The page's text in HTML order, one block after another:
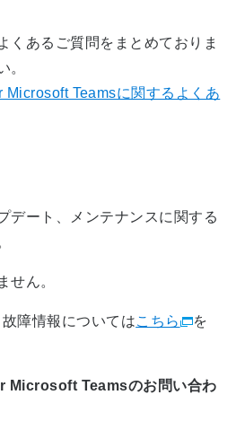
くあるご質問をまとめておりま
。
Microsoft Teamsに関するよくあ
デート、メンテナンスに関する
せん。
障情報についてはこちら
を
Microsoft Teamsのお問い合わ